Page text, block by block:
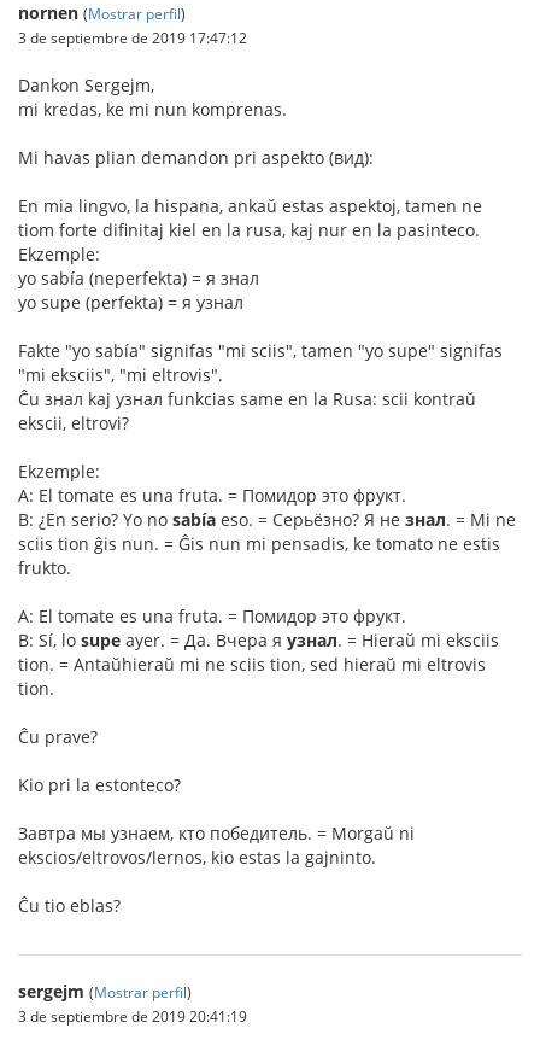
nornen (Mostrar perfil)
3 de septiembre de 2019 17:47:12
Dankon Sergejm,
mi kredas, ke mi nun komprenas.
Mi havas plian demandon pri aspekto (вид):
En mia lingvo, la hispana, ankaŭ estas aspektoj, tamen ne
tiom forte difinitaj kiel en la rusa, kaj nur en la pasinteco.
Ekzemple:
yo sabía (neperfekta) = я знал
yo supe (perfekta) = я узнал
Fakte "yo sabía" signifas "mi sciis", tamen "yo supe" signifas
"mi eksciis", "mi eltrovis".
Ĉu знал kaj узнал funkcias same en la Rusa: scii kontraŭ
ekscii, eltrovi?
Ekzemple:
A: El tomate es una fruta. = Помидор это фрукт.
B: ¿En serio? Yo no sabía eso. = Серьёзно? Я не знал. = Mi ne
sciis tion ĝis nun. = Ĝis nun mi pensadis, ke tomato ne estis
frukto.
A: El tomate es una fruta. = Помидор это фрукт.
B: Sí, lo supe ayer. = Да. Вчера я узнал. = Hieraŭ mi eksciis
tion. = Antaŭhieraŭ mi ne sciis tion, sed hieraŭ mi eltrovis
tion.
Ĉu prave?
Kio pri la estonteco?
Завтра мы узнаем, кто победитель. = Morgaŭ ni
ekscios/eltrovos/lernos, kio estas la gajninto.
Ĉu tio eblas?
sergejm (Mostrar perfil)
3 de septiembre de 2019 20:41:19